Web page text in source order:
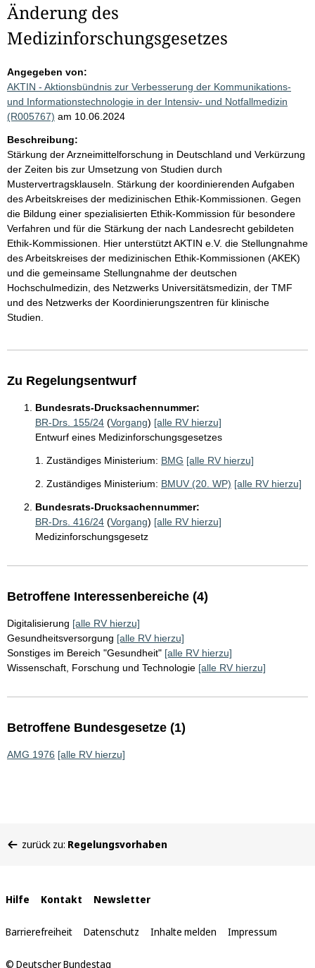
Änderung des
Medizinforschungsgesetzes
Angegeben von:
AKTIN - Aktionsbündnis zur Verbesserung der Kommunikations-
und Informationstechnologie in der Intensiv- und Notfallmedizin
(R005767) am 10.06.2024
Beschreibung:
Stärkung der Arzneimittelforschung in Deutschland und Verkürzung
der Zeiten bis zur Umsetzung von Studien durch
Mustervertragsklauseln. Stärkung der koordinierenden Aufgaben
des Arbeitskreises der medizinischen Ethik-Kommissionen. Gegen
die Bildung einer spezialisierten Ethik-Kommission für besondere
Verfahren und für die Stärkung der nach Landesrecht gebildeten
Ethik-Kommissionen. Hier unterstützt AKTIN e.V. die Stellungnahme
des Arbeitskreises der medizinischen Ethik-Kommissionen (AKEK)
und die gemeinsame Stellungnahme der deutschen
Hochschulmedizin, des Netzwerks Universitätsmedizin, der TMF
und des Netzwerks der Koordinierungszentren für klinische
Studien.
Zu Regelungsentwurf
Bundesrats-Drucksachennummer:
BR-Drs. 155/24 (Vorgang) [alle RV hierzu]
Entwurf eines Medizinforschungsgesetzes
1. Zuständiges Ministerium: BMG [alle RV hierzu]
2. Zuständiges Ministerium: BMUV (20. WP) [alle RV hierzu]
Bundesrats-Drucksachennummer:
BR-Drs. 416/24 (Vorgang) [alle RV hierzu]
Medizinforschungsgesetz
Betroffene Interessenbereiche (4)
Digitalisierung [alle RV hierzu]
Gesundheitsversorgung [alle RV hierzu]
Sonstiges im Bereich "Gesundheit" [alle RV hierzu]
Wissenschaft, Forschung und Technologie [alle RV hierzu]
Betroffene Bundesgesetze (1)
AMG 1976 [alle RV hierzu]
befinden
zurück zu: Regelungsvorhaben
Interne
Links
Hilfe Kontakt Newsletter
Barrierefreiheit Datenschutz Inhalte melden Impressum
© Deutscher Bundestag